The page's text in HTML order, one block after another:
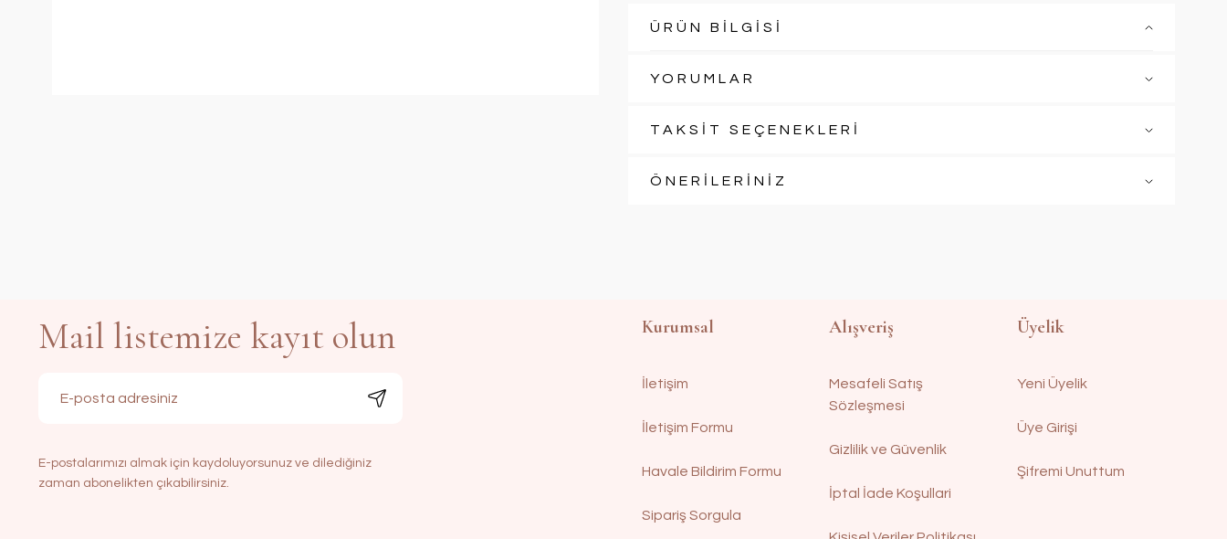
ÜRÜN BİLGİSİ
YORUMLAR
TAKSİT SEÇENEKLERİ
ÖNERİLERİNİZ
Mail listemize kayıt olun
E-postalarımızı almak için kaydoluyorsunuz ve dilediğiniz
zaman abonelikten çıkabilirsiniz.
Kurumsal
İletişim
İletişim Formu
Havale Bildirim Formu
Sipariş Sorgula
Alışveriş
Mesafeli Satış
Sözleşmesi
Gizlilik ve Güvenlik
İptal İade Koşullari
Üyelik
Yeni Üyelik
Üye Girişi
Şifremi Unuttum